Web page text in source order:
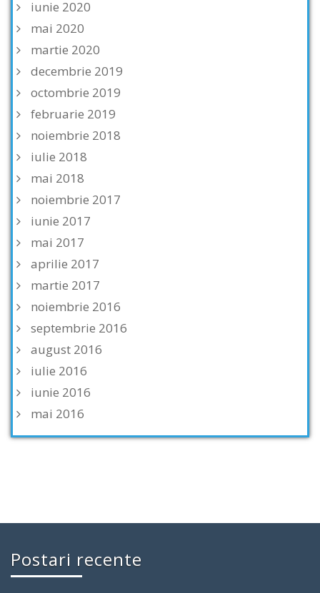
iunie 2020
mai 2020
martie 2020
decembrie 2019
octombrie 2019
februarie 2019
noiembrie 2018
iulie 2018
mai 2018
noiembrie 2017
iunie 2017
mai 2017
aprilie 2017
martie 2017
noiembrie 2016
septembrie 2016
august 2016
iulie 2016
iunie 2016
mai 2016
Postari recente